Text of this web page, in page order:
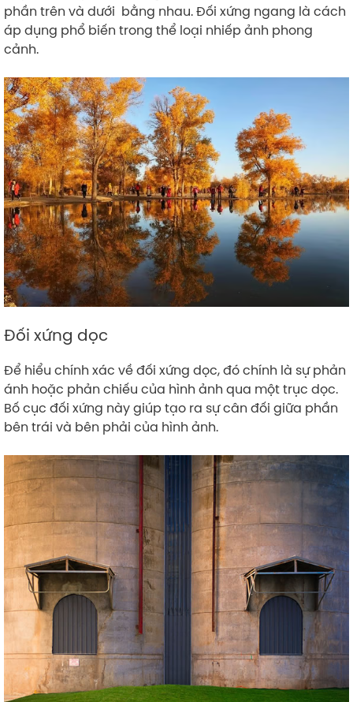
phần trên và dưới bằng nhau. Đối xứng ngang là cách
áp dụng phổ biến trong thể loại nhiếp ảnh phong
cảnh.
Đối xứng dọc
Để hiểu chính xác về đối xứng dọc, đó chính là sự phản
ánh hoặc phản chiếu của hình ảnh qua một trục dọc.
Bố cục đối xứng này giúp tạo ra sự cân đối giữa phần
bên trái và bên phải của hình ảnh.